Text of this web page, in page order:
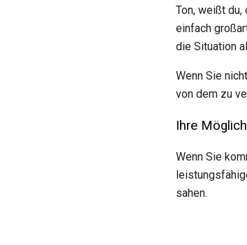
Ton, weißt
einfach
die Situation
Wenn Sie
von dem zu
Ihre
Wenn Sie
sahen.